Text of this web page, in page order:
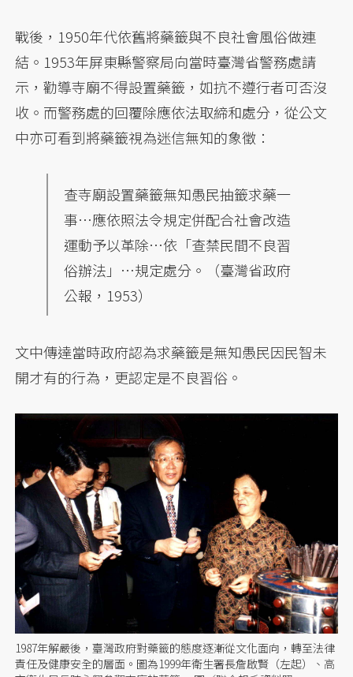
戰後，1950年代依舊將藥籤與不良社會風俗做連
結。1953年屏東縣警察局向當時臺灣省警務處請
示，勸導寺廟不得設置藥籤，如抗不遵行者可否沒
收。而警務處的回覆除應依法取締和處分，從公文
中亦可看到將藥籤視為迷信無知的象徵：
查寺廟設置藥籤無知愚民抽籤求藥一
事…應依照法令規定併配合社會改造
運動予以革除…依「查禁民間不良習
俗辦法」…規定處分。（臺灣省政府
公報，1953）
文中傳達當時政府認為求藥籤是無知愚民因民智未
開才有的行為，更認定是不良習俗。
1987年解嚴後，臺灣政府對藥籤的態度逐漸從文化面向，轉至法律
責任及健康安全的層面。圖為1999年衛生署長詹啟賢（左起）、高